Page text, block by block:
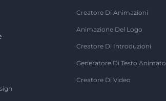
Creatore Di Animazioni
Animazione Del Logo
Creatore Di Introduzioni
Generatore Di Testo Animato
Creatore Di Video